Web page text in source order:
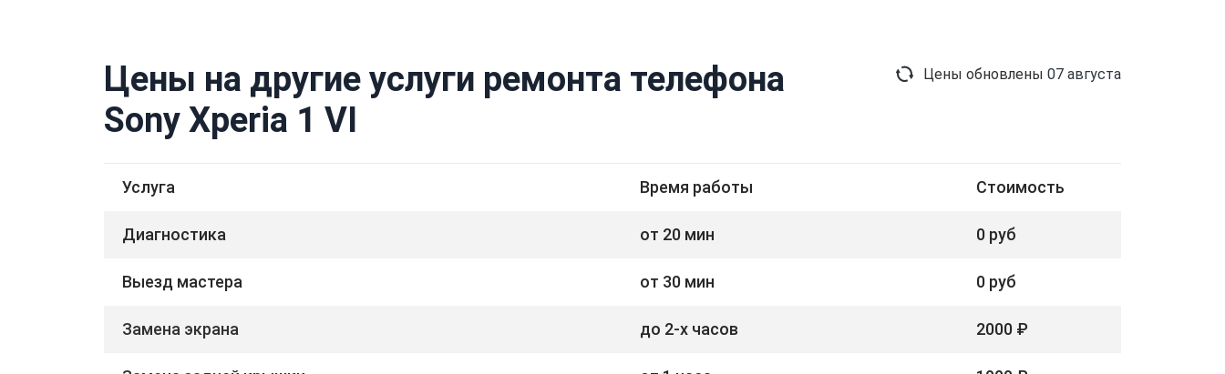
Цены на другие услуги ремонта телефона
Sony Xperia 1 VI
Цены обновлены 07 августа
Услуга Время работы Стоимость
Диагностика от 20 мин 0 руб
Выезд мастера от 30 мин 0 руб
Замена экрана до 2-х часов 2000 ₽